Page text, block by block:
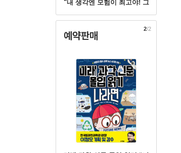
러니까 이번 여름방학엔 모험
을 하는 거야."
예약판매
2/2